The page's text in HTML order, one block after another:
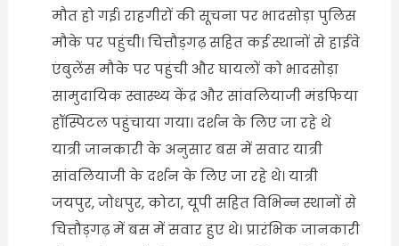
मौत हो गई। राहगीरों की सूचना पर भादसोड़ा पुलिस
मौके पर पहुंची। चित्तौड़गढ़ सहित कई स्थानों से हाईवे
एंबुलेंस मौके पर पहुंची और घायलों को भादसोड़ा
सामुदायिक स्वास्थ्य केंद्र और सांवलियाजी मंडफिया
हॉस्पिटल पहुंचाया गया। दर्शन के लिए जा रहे थे
यात्री जानकारी के अनुसार बस में सवार यात्री
सांवलियाजी के दर्शन के लिए जा रहे थे। यात्री
जयपुर, जोधपुर, कोटा, यूपी सहित विभिन्न स्थानों से
चित्तौड़गढ़ में बस में सवार हुए थे। प्रारंभिक जानकारी